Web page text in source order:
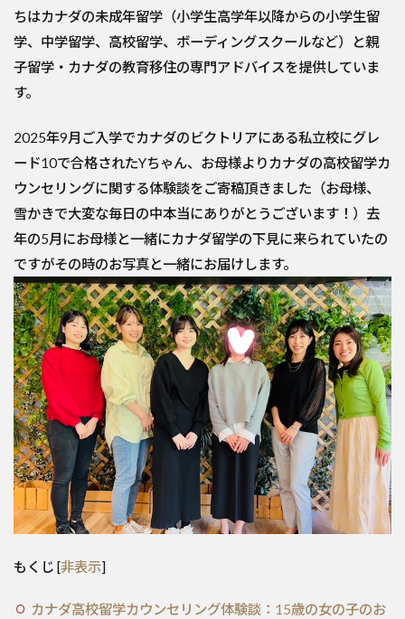
ちはカナダの未成年留学（小学生高学年以降からの小学生留
学、中学留学、高校留学、ボーディングスクールなど）と親
子留学・カナダの教育移住の専門アドバイスを提供していま
す。
2025年9月ご入学でカナダのビクトリアにある私立校にグレ
ード10で合格されたYちゃん、お母様よりカナダの高校留学カ
ウンセリングに関する体験談をご寄稿頂きました（お母様、
雪かきで大変な毎日の中本当にありがとうございます！）去
年の5月にお母様と一緒にカナダ留学の下見に来られていたの
ですがその時のお写真と一緒にお届けします。
もくじ [非表示]
カナダ高校留学カウンセリング体験談：15歳の女の子のお